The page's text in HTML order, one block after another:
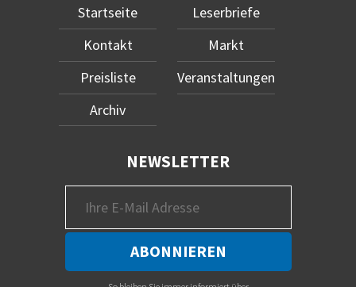
Startseite
Kontakt
Preisliste
Archiv
Leserbriefe
Markt
Veranstaltungen
NEWSLETTER